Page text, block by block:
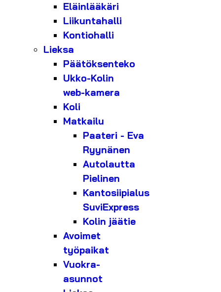
Eläinlääkäri
Liikuntahalli
Kontiohalli
Lieksa
Päätöksenteko
Ukko-Kolin
web-kamera
Koli
Matkailu
Paateri - Eva
Ryynänen
Autolautta
Pielinen
Kantosiipialus
SuviExpress
Kolin jäätie
Avoimet
työpaikat
Vuokra-
asunnot